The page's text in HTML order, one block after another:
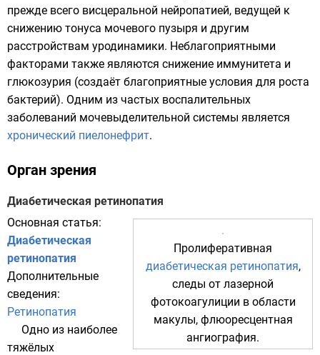
прежде всего висцеральной нейропатией, ведущей к
снижению тонуса мочевого пузыря и другим
расстройствам уродинамики. Неблагоприятными
факторами также являются снижение иммунитета и
глюкозурия (создаёт благоприятные условия для роста
бактерий). Одним из частых воспалительных
заболеваний мочевыделительной системы является
хронический пиелонефрит.
Орган зрения
Диабетическая ретинопатия
Пролиферативная
диабетическая ретинопатия,
следы от лазерной
фотокоагулиции в области
макулы, флюоресцентная
ангиография.
Основная статья:
Диабетическая
ретинопатия
Дополнительные
сведения:
Ретинопатия
Одно из наиболее
тяжёлых